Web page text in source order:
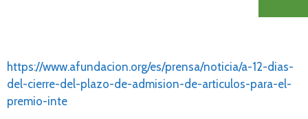
https://www.afundacion.org/es/prensa/noticia/a-12-dias-
del-cierre-del-plazo-de-admision-de-articulos-para-el-
premio-inte